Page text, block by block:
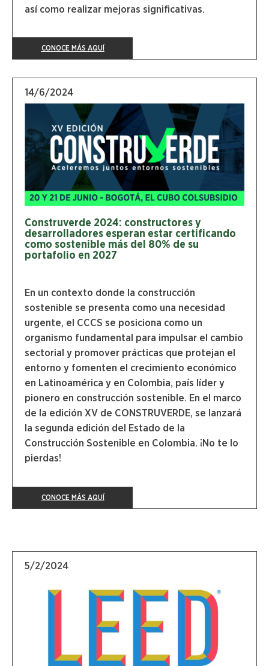
así como realizar mejoras significativas.
CONOCE MÁS AQUÍ
14/6/2024
Construverde 2024: constructores y
desarrolladores esperan estar certificando
como sostenible más del 80% de su
portafolio en 2027
En un contexto donde la construcción
sostenible se presenta como una necesidad
urgente, el CCCS se posiciona como un
organismo fundamental para impulsar el cambio
sectorial y promover prácticas que protejan el
entorno y fomenten el crecimiento económico
en Latinoamérica y en Colombia, país líder y
pionero en construcción sostenible. En el marco
de la edición XV de CONSTRUVERDE, se lanzará
la segunda edición del Estado de la
Construcción Sostenible en Colombia. ¡No te lo
pierdas!
CONOCE MÁS AQUÍ
5/2/2024